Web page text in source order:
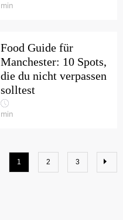
min
Food Guide für
Manchester: 10 Spots,
die du nicht verpassen
solltest
min
1 2 3